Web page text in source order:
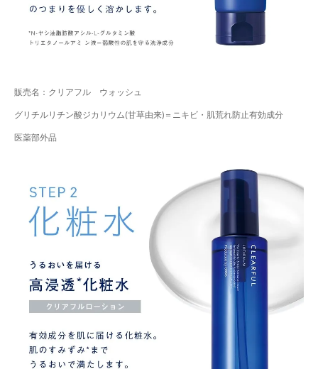
販売名：クリアフル ウォッシュ
グリチルリチン酸ジカリウム(甘草由来)＝ニキビ・肌荒れ防止有効成分
医薬部外品